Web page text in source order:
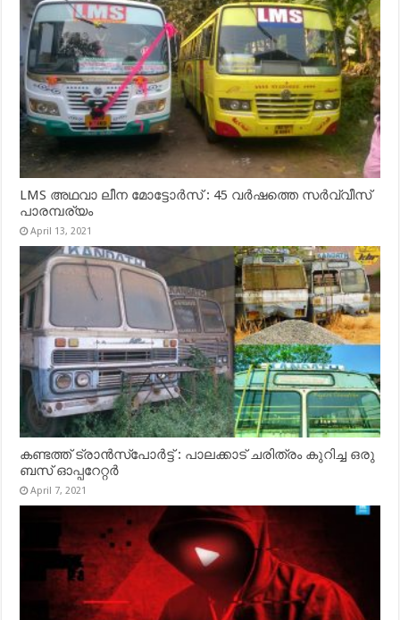
LMS അഥവാ ലീന മോട്ടോർസ് : 45 വർഷത്തെ സർവ്വീസ്
പാരമ്പര്യം
April 13, 2021
കണ്ടത്ത് ട്രാൻസ്‌പോർട്ട് : പാലക്കാട് ചരിത്രം കുറിച്ച ഒരു
ബസ് ഓപ്പറേറ്റർ
April 7, 2021